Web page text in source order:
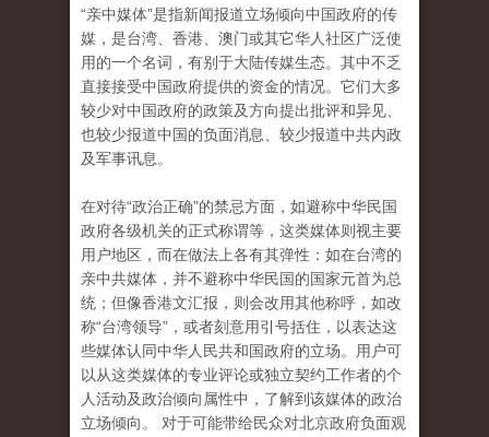
“亲中媒体”是指新闻报道立场倾向中国政府的传
媒，是台湾、香港、澳门或其它华人社区广泛使
用的一个名词，有别于大陆传媒生态。其中不乏
直接接受中国政府提供的资金的情况。它们大多
较少对中国政府的政策及方向提出批评和异见、
也较少报道中国的负面消息、较少报道中共内政
及军事讯息。
在对待“政治正确”的禁忌方面，如避称中华民国
政府各级机关的正式称谓等，这类媒体则视主要
用户地区，而在做法上各有其弹性：如在台湾的
亲中共媒体，并不避称中华民国的国家元首为总
统；但像香港文汇报，则会改用其他称呼，如改
称“台湾领导”，或者刻意用引号括住，以表达这
些媒体认同中华人民共和国政府的立场。用户可
以从这类媒体的专业评论或独立契约工作者的个
人活动及政治倾向属性中，了解到该媒体的政治
立场倾向。 对于可能带给民众对北京政府负面观